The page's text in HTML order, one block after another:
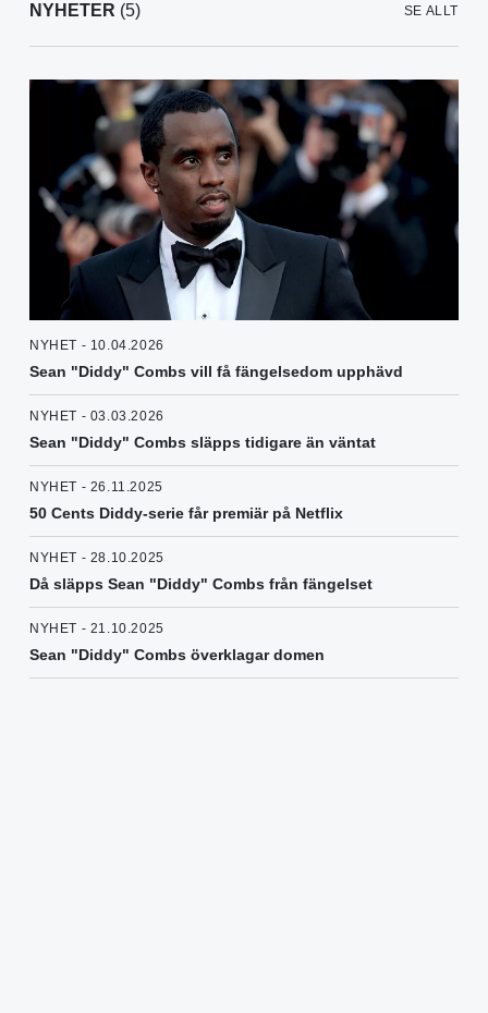
NYHETER (5) SE ALLT
NYHET - 10.04.2026
Sean "Diddy" Combs vill få fängelsedom upphävd
NYHET - 03.03.2026
Sean "Diddy" Combs släpps tidigare än väntat
NYHET - 26.11.2025
50 Cents Diddy-serie får premiär på Netflix
NYHET - 28.10.2025
Då släpps Sean "Diddy" Combs från fängelset
NYHET - 21.10.2025
Sean "Diddy" Combs överklagar domen